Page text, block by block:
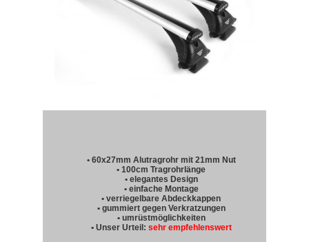
• 60x27mm Alutragrohr mit 21mm Nut
• 100cm Tragrohrlänge
• elegantes Design
• einfache Montage
• verriegelbare Abdeckkappen
• gummiert gegen Verkratzungen
• umrüstmöglichkeiten
• Unser Urteil: sehr empfehlenswert